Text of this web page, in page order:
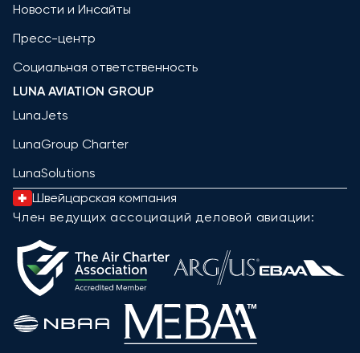
Новости и Инсайты
Пресс-центр
Социальная ответственность
LUNA AVIATION GROUP
LunaJets
LunaGroup Charter
LunaSolutions
Швейцарская компания
Член ведущих ассоциаций деловой авиации: